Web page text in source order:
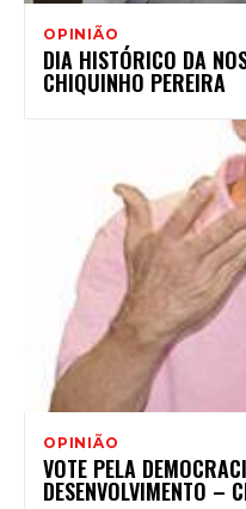
OPINIÃO
DIA HISTÓRICO DA
CHIQUINHO PEREIRA
OPINIÃO
VOTE PELA
DESENVOLVIMENTO –